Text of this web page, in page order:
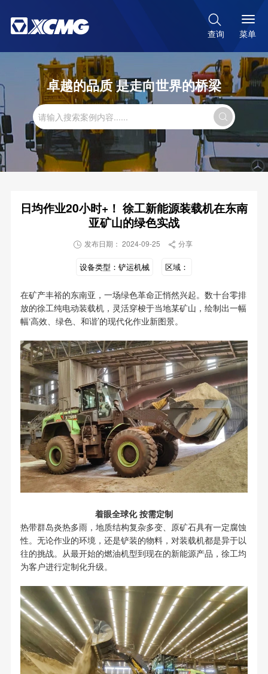

查询 菜单
卓越的品质 是走向世界的桥梁

日均作业20小时+！ 徐工新能源装载机在东南
亚矿山的绿色实战
 发布日期： 2024-09-25  分享
设备类型： 铲运机械 区域：
在矿产丰裕的东南亚，一场绿色革命正悄然兴起。数十台零排
放的徐工纯电动装载机，灵活穿梭于当地某矿山，绘制出一幅
幅‘高效、绿色、和谐’的现代化作业新图景。
着眼全球化 按需定制
热带群岛炎热多雨，地质结构复杂多变、原矿石具有一定腐蚀
性。无论作业的环境，还是铲装的物料，对装载机都是异于以
往的挑战。从最开始的燃油机型到现在的新能源产品，徐工均
为客户进行定制化升级。